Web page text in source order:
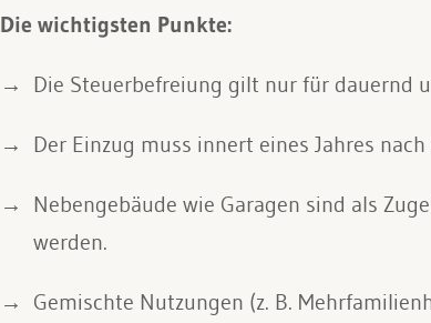
Die wichtigsten Punkte:
Die Steuerbefreiung gilt nur für dauernd
Der Einzug muss innert eines Jahres
Nebengebäude wie Garagen sind als
werden.
Gemischte Nutzungen (z. B.